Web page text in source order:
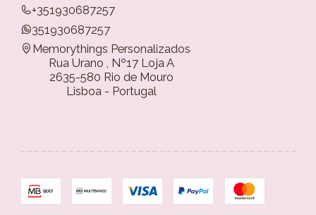
+351930687257
351930687257
Memorythings Personalizados
Rua Urano , Nº17 Loja A
2635-580 Rio de Mouro
Lisboa - Portugal